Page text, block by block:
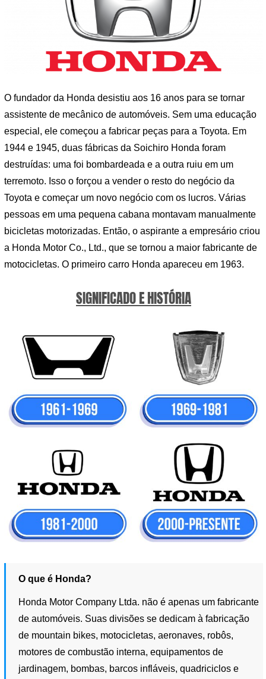
O fundador da Honda desistiu aos 16 anos para se tornar
assistente de mecânico de automóveis. Sem uma educação
especial, ele começou a fabricar peças para a Toyota. Em
1944 e 1945, duas fábricas da Soichiro Honda foram
destruídas: uma foi bombardeada e a outra ruiu em um
terremoto. Isso o forçou a vender o resto do negócio da
Toyota e começar um novo negócio com os lucros. Várias
pessoas em uma pequena cabana montavam manualmente
bicicletas motorizadas. Então, o aspirante a empresário criou
a Honda Motor Co., Ltd., que se tornou a maior fabricante de
motocicletas. O primeiro carro Honda apareceu em 1963.
SIGNIFICADO E HISTÓRIA
O que é Honda?
Honda Motor Company Ltda. não é apenas um fabricante
de automóveis. Suas divisões se dedicam à fabricação
de mountain bikes, motocicletas, aeronaves, robôs,
motores de combustão interna, equipamentos de
jardinagem, bombas, barcos infláveis, quadriciclos e